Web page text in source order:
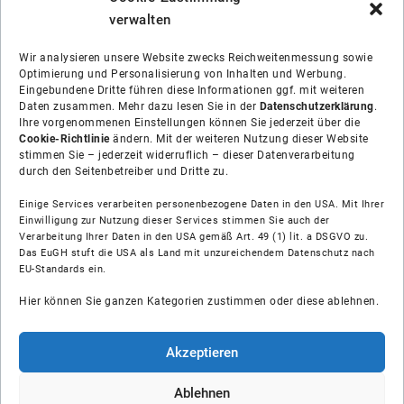
verwalten
Wir analysieren unsere Website zwecks Reichweitenmessung sowie
Optimierung und Personalisierung von Inhalten und Werbung.
Eingebundene Dritte führen diese Informationen ggf. mit weiteren
Daten zusammen. Mehr dazu lesen Sie in der Datenschutzerklärung.
Ihre vorgenommenen Einstellungen können Sie jederzeit über die
Cookie-Richtlinieändern. Mit der weiteren Nutzung dieser Website
stimmen Sie – jederzeit widerruflich – dieser Datenverarbeitung
durch den Seitenbetreiber und Dritte zu.
Einige Services verarbeiten personenbezogene Daten in den USA. Mit Ihrer
Einwilligung zur Nutzung dieser Services stimmen Sie auch der
Verarbeitung Ihrer Daten in den USA gemäß Art. 49 (1) lit. a DSGVO zu.
Das EuGH stuft die USA als Land mit unzureichendem Datenschutz nach
EU-Standards ein.
Hier können Sie ganzen Kategorien zustimmen oder diese ablehnen.
Akzeptieren
Ablehnen
Über uns
Soziale Medien